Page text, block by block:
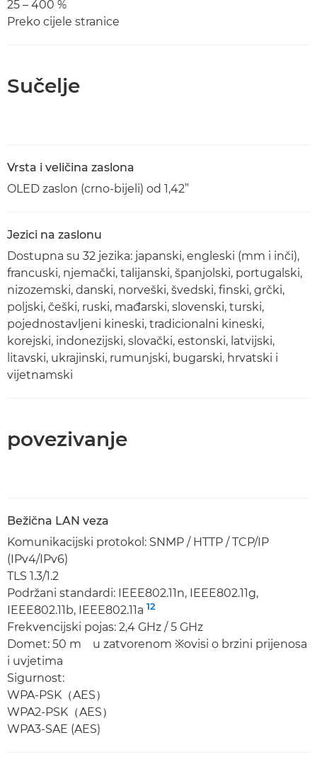
25 – 400 %
Preko cijele stranice
Sučelje
Vrsta i veličina zaslona
OLED zaslon (crno-bijeli) od 1,42”
Jezici na zaslonu
Dostupna su 32 jezika: japanski, engleski (mm i inči),
francuski, njemački, talijanski, španjolski, portugalski,
nizozemski, danski, norveški, švedski, finski, grčki,
poljski, češki, ruski, mađarski, slovenski, turski,
pojednostavljeni kineski, tradicionalni kineski,
korejski, indonezijski, slovački, estonski, latvijski,
litavski, ukrajinski, rumunjski, bugarski, hrvatski i
vijetnamski
povezivanje
Bežična LAN veza
Komunikacijski protokol: SNMP / HTTP / TCP/IP
(IPv4/IPv6)
TLS 1.3/1.2
Podržani standardi: IEEE802.11n, IEEE802.11g,
IEEE802.11b, IEEE802.11a 12
Frekvencijski pojas: 2,4 GHz / 5 GHz
Domet: 50 m u zatvorenom ※ovisi o brzini prijenosa
i uvjetima
Sigurnost:
WPA-PSK（AES）
WPA2-PSK（AES）
WPA3-SAE (AES)